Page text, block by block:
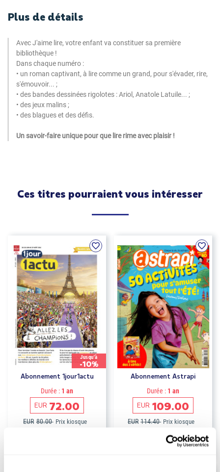
Plus de détails
Avec J'aime lire, votre enfant va constituer sa première
bibliothèque !
Dans chaque numéro :
• un roman captivant, à lire comme un grand, pour s'évader, rire,
s'émouvoir... ;
• des bandes dessinées rigolotes : Ariol, Anatole Latuile... ;
• des jeux malins ;
• des blagues et des défis.
Un savoir-faire unique pour que lire rime avec plaisir !
Ces titres pourraient vous intéresser
Jusqu'à
-10%
Abonnement 1jour1actu
Durée : 1 an
EUR 72.00
EUR 80.00 Prix kiosque
Abonnement Astrapi
Durée : 1 an
EUR 109.00
EUR 114.40 Prix kiosque